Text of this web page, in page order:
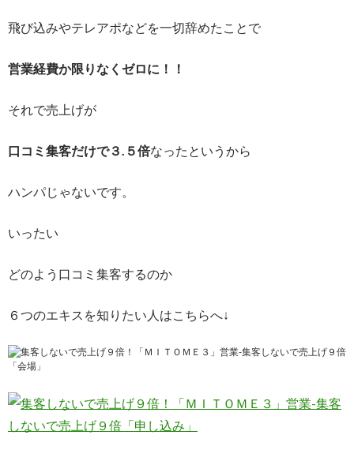
飛び込みやテレアポなどを一切辞めたことで
営業経費か限りなくゼロに！！
それで売上げが
口コミ集客だけで３.５倍なったというから
ハンパじゃないです。
いったい
どのよう口コミ集客するのか
６つのエキスを知りたい人はこちらへ↓